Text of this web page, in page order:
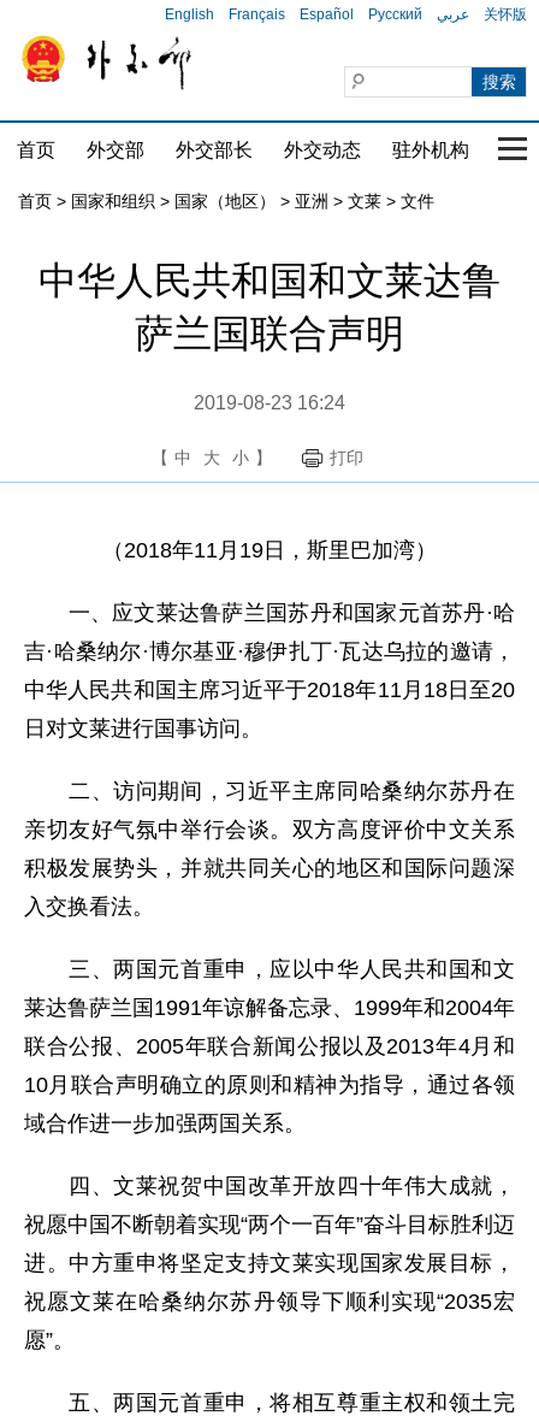
English Français Español Русский عربي 关怀版
首页 外交部 外交部长 外交动态 驻外机构 国
首页 > 国家和组织 > 国家（地区） > 亚洲 > 文莱 > 文件
中华人民共和国和文莱达鲁
萨兰国联合声明
2019-08-23 16:24
【 中 大 小 】 打印
（2018年11月19日，斯里巴加湾）
一、应文莱达鲁萨兰国苏丹和国家元首苏丹·哈
吉·哈桑纳尔·博尔基亚·穆伊扎丁·瓦达乌拉的邀请，
中华人民共和国主席习近平于2018年11月18日至20
日对文莱进行国事访问。
二、访问期间，习近平主席同哈桑纳尔苏丹在
亲切友好气氛中举行会谈。双方高度评价中文关系
积极发展势头，并就共同关心的地区和国际问题深
入交换看法。
三、两国元首重申，应以中华人民共和国和文
莱达鲁萨兰国1991年谅解备忘录、1999年和2004年
联合公报、2005年联合新闻公报以及2013年4月和
10月联合声明确立的原则和精神为指导，通过各领
域合作进一步加强两国关系。
四、文莱祝贺中国改革开放四十年伟大成就，
祝愿中国不断朝着实现“两个一百年”奋斗目标胜利迈
进。中方重申将坚定支持文莱实现国家发展目标，
祝愿文莱在哈桑纳尔苏丹领导下顺利实现“2035宏
愿”。
五、两国元首重申，将相互尊重主权和领土完